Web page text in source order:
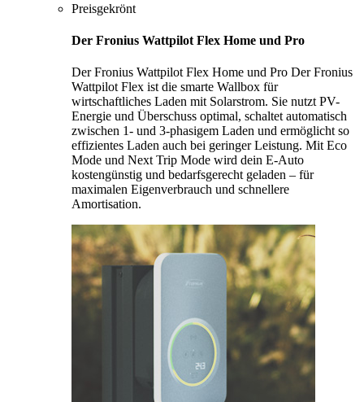
Preisgekrönt
Der Fronius Wattpilot Flex Home und Pro
Der Fronius Wattpilot Flex Home und Pro Der Fronius
Wattpilot Flex ist die smarte Wallbox für
wirtschaftliches Laden mit Solarstrom. Sie nutzt PV-
Energie und Überschuss optimal, schaltet automatisch
zwischen 1- und 3-phasigem Laden und ermöglicht so
effizientes Laden auch bei geringer Leistung. Mit Eco
Mode und Next Trip Mode wird dein E-Auto
kostengünstig und bedarfsgerecht geladen – für
maximalen Eigenverbrauch und schnellere
Amortisation.